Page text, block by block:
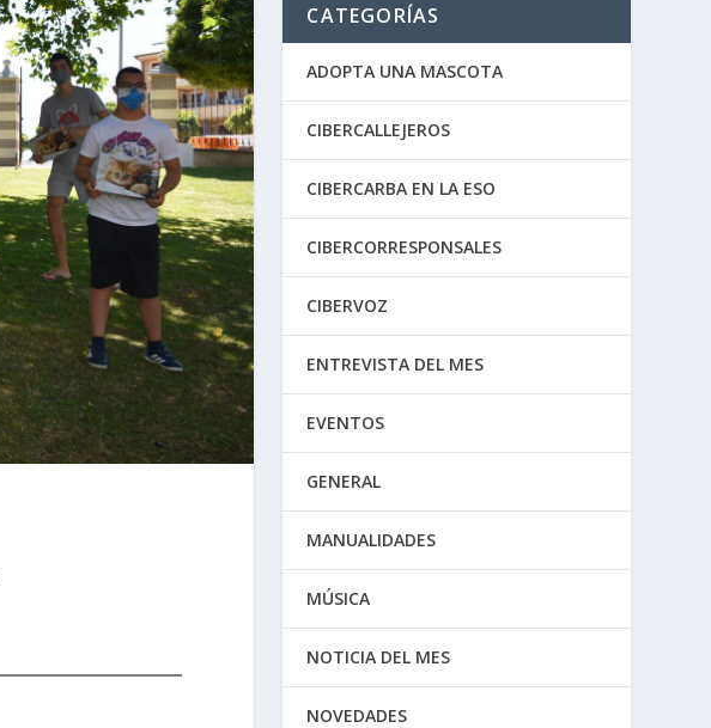
CATEGORÍAS
ADOPTA UNA MASCOTA
CIBERCALLEJEROS
CIBERCARBA EN LA ESO
CIBERCORRESPONSALES
CIBERVOZ
ENTREVISTA DEL MES
EVENTOS
GENERAL
MANUALIDADES
MÚSICA
NOTICIA DEL MES
NOVEDADES